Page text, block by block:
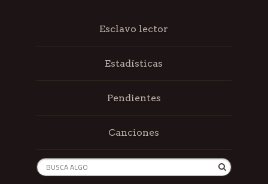
Esclavo lector
Estadísticas
Pendientes
Canciones